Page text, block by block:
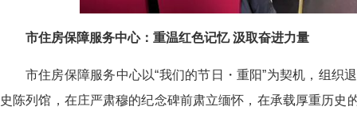
市住房保障服务中心：重温红色记忆 汲取奋进力量
市住房保障服务中心以“我们的节日・重阳”为契机，组
史陈列馆，在庄严肃穆的纪念碑前肃立缅怀，在承载厚重历